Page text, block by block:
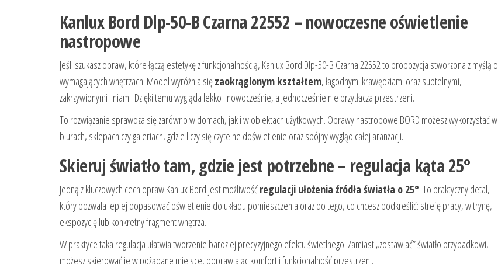
Kanlux Bord Dlp-50-B Czarna 22552 – nowoczesne oświetlenie
nastropowe
Jeśli szukasz opraw, które łączą estetykę z funkcjonalnością, Kanlux Bord Dlp-50-B Czarna 22552 to propozycja stworzona z myślą o
wymagających wnętrzach. Model wyróżnia sięzaokrąglonym kształtem, łagodnymi krawędziami oraz subtelnymi,
zakrzywionymi liniami. Dzięki temu wygląda lekko i nowocześnie, a jednocześnie nie przytłacza przestrzeni.
To rozwiązanie sprawdza się zarówno w domach, jak i w obiektach użytkowych. Oprawy nastropowe BORD możesz wykorzystać w
biurach, sklepach czy galeriach, gdzie liczy się czytelne doświetlenie oraz spójny wygląd całej aranżacji.
Skieruj światło tam, gdzie jest potrzebne – regulacja kąta 25°
Jedną z kluczowych cech opraw Kanlux Bord jest możliwośćregulacji ułożenia źródła światła o 25°. To praktyczny detal,
który pozwala lepiej dopasować oświetlenie do układu pomieszczenia oraz do tego, co chcesz podkreślić: strefę pracy, witrynę,
ekspozycję lub konkretny fragment wnętrza.
W praktyce taka regulacja ułatwia tworzenie bardziej precyzyjnego efektu świetlnego. Zamiast „zostawiać” światło przypadkowi,
możesz skierować je w pożądane miejsce, poprawiając komfort i funkcjonalność przestrzeni.